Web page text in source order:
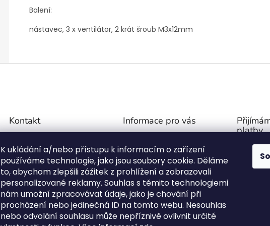
K ukládání a/nebo přístupu k informacím o zařízení
používáme technologie, jako jsou soubory cookie. Děláme
to, abychom zlepšili zážitek z prohlížení a zobrazovali
personalizované reklamy. Souhlas s těmito technologiemi
nám umožní zpracovávat údaje, jako je chování při
procházení nebo jedinečná ID na tomto webu. Nesouhlas
nebo odvolání souhlasu může nepříznivě ovlivnit určité
Balení:
nástavec, 3 x ventilátor, 2 krát šroub M3x12mm
Kontakt
775407757
720991571
Střešní stany na Face
booku!
outdoor_van.cz/
Informace pro vás
Zásady ochrany soukromí
O NÁS
FAQ - Časté otázky
Výměna a vrácení zboží
Kontakty
platby